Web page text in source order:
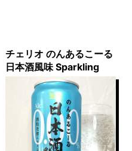
チェリオ のんあるこーる
日本酒風味 Sparkling